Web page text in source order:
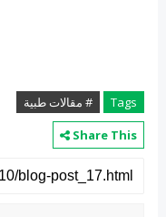
Tags
# مقالات طبية
Share This